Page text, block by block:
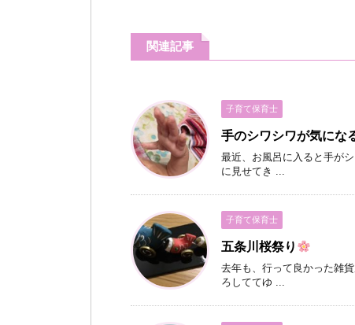
関連記事
子育て保育士
手のシワシワが気にな
最近、お風呂に入ると手が
に見せてき ...
子育て保育士
五条川桜祭り
去年も、行って良かった雑
ろしててゆ ...